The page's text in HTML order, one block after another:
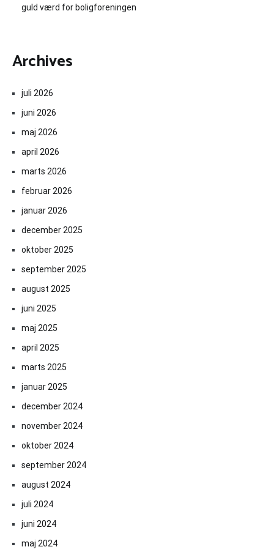
guld værd for boligforeningen
Archives
juli 2026
juni 2026
maj 2026
april 2026
marts 2026
februar 2026
januar 2026
december 2025
oktober 2025
september 2025
august 2025
juni 2025
maj 2025
april 2025
marts 2025
januar 2025
december 2024
november 2024
oktober 2024
september 2024
august 2024
juli 2024
juni 2024
maj 2024